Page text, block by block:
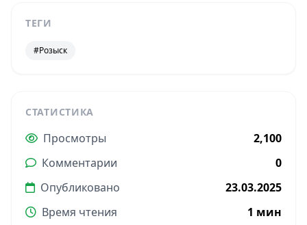
ТЕГИ
#Розыск
СТАТИСТИКА
Просмотры
2,100
Комментарии
0
Опубликовано
23.03.2025
Время чтения
1 мин